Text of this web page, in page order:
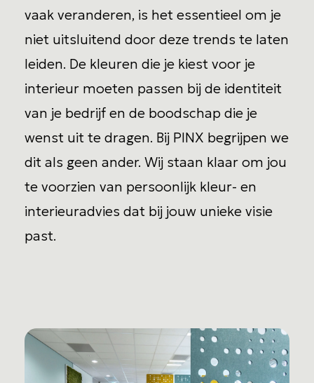
vaak veranderen, is het essentieel om je
niet uitsluitend door deze trends te laten
leiden. De kleuren die je kiest voor je
interieur moeten passen bij de identiteit
van je bedrijf en de boodschap die je
wenst uit te dragen. Bij PINX begrijpen we
dit als geen ander. Wij staan klaar om jou
te voorzien van persoonlijk kleur- en
interieuradvies dat bij jouw unieke visie
past.